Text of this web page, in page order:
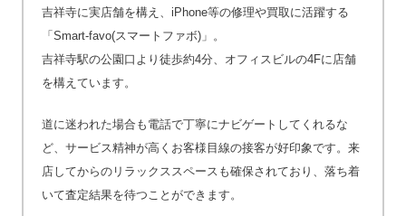
吉祥寺に実店舗を構え、iPhone等の修理や買取に活躍する
「Smart-favo(スマートファボ)」。
吉祥寺駅の公園口より徒歩約4分、オフィスビルの4Fに店舗
を構えています。
道に迷われた場合も電話で丁寧にナビゲートしてくれるな
ど、サービス精神が高くお客様目線の接客が好印象です。来
店してからのリラックススペースも確保されており、落ち着
いて査定結果を待つことができます。